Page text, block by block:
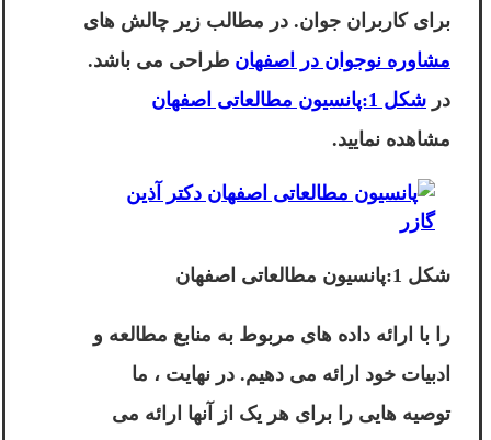
برای کاربران جوان. در مطالب زیر چالش های
مشاوره نوجوان در اصفهان طراحی می باشد.
در شکل 1:پانسیون مطالعاتی اصفهان
مشاهده نمایید.
شکل 1:پانسیون مطالعاتی اصفهان
را با ارائه داده های مربوط به منابع مطالعه و
ادبیات خود ارائه می دهیم. در نهایت ، ما
توصیه هایی را برای هر یک از آنها ارائه می